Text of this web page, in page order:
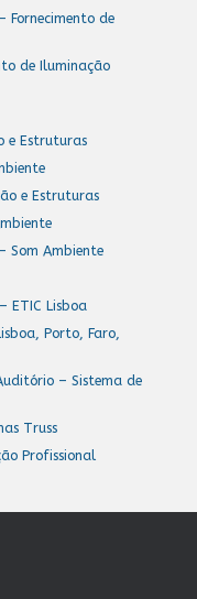
Fornecimento de
de Iluminação
e Estruturas
e Estruturas
Som Ambiente
ETIC Lisboa
Porto, Faro,
– Sistema de
Truss
Profissional